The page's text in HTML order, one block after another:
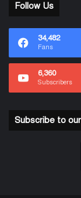
Follow Us
34,482
Fans
6,360
Subscribers
Subscribe to